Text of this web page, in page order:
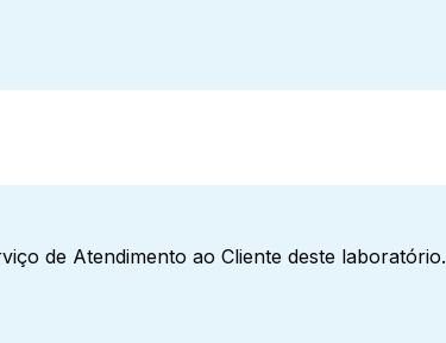
de Atendimento ao Cliente deste laboratório.